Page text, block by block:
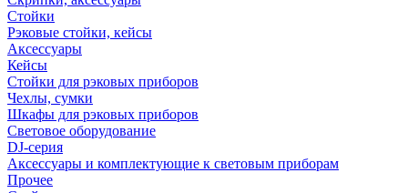
Стойки
Рэковые стойки, кейсы
Аксессуары
Кейсы
Стойки для рэковых приборов
Чехлы, сумки
Шкафы для рэковых приборов
Световое оборудование
DJ-серия
Аксессуары и комплектующие к световым приборам
Прочее